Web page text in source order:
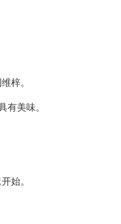
梓。
美味。
始。